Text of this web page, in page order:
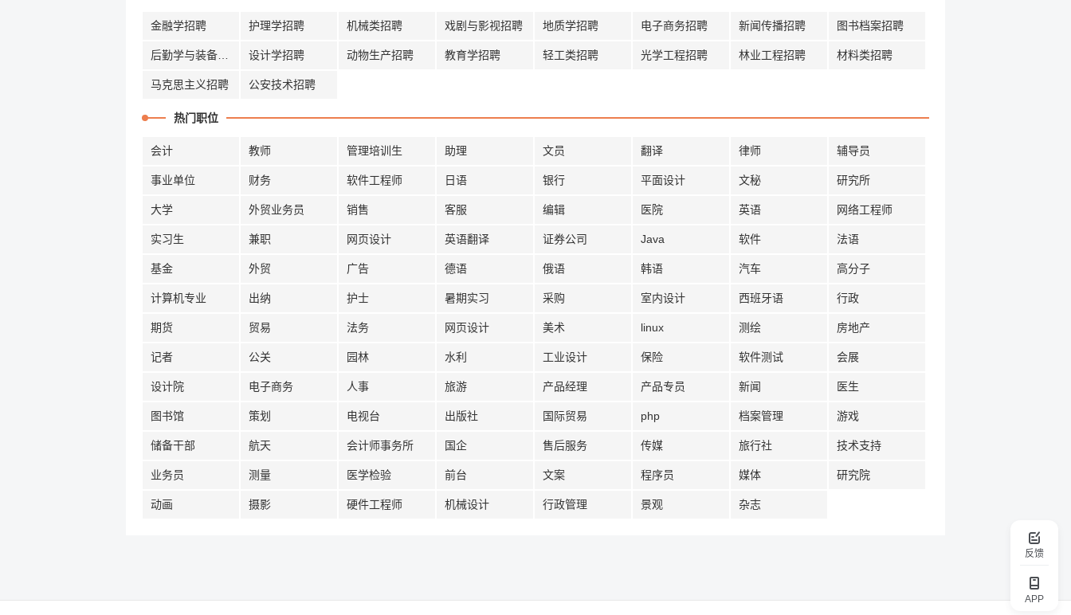
反馈
APP
金融学招聘 护理学招聘 机械类招聘 戏剧与影视招聘 地质学招聘 电子商务招聘 新闻传播招聘 图书档案招聘
设计学招聘 动物生产招聘 教育学招聘 轻工类招聘 光学工程招聘 林业工程招聘 材料类招聘
马克思主义招聘 公安技术招聘
热门职位
会计 教师 管理培训生 助理 文员 翻译 律师 辅导员
事业单位 财务 软件工程师 日语 银行 平面设计 文秘 研究所
大学 外贸业务员 销售 客服 编辑 医院 英语 网络工程师
实习生 兼职 网页设计 英语翻译 证券公司 Java 软件 法语
基金 外贸 广告 德语 俄语 韩语 汽车 高分子
计算机专业 出纳 护士 暑期实习 采购 室内设计 西班牙语 行政
期货 贸易 法务 网页设计 美术 linux 测绘 房地产
记者 公关 园林 水利 工业设计 保险 软件测试 会展
设计院 电子商务 人事 旅游 产品经理 产品专员 新闻 医生
图书馆 策划 电视台 出版社 国际贸易 php 档案管理 游戏
储备干部 航天 会计师事务所 国企 售后服务 传媒 旅行社 技术支持
业务员 测量 医学检验 前台 文案 程序员 媒体 研究院
动画 摄影 硬件工程师 机械设计 行政管理 景观 杂志